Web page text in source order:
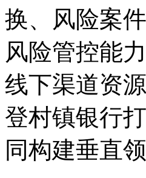
换、风险案
风险管控能
线下渠道资
登村镇银行
同构建垂直